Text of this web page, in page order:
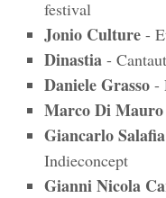
festival
Jonio Culture-
Dinastia-
Daniele Grasso-
Marco Di Mauro
Giancarlo Salafia
Indieconcept
Gianni Nicola